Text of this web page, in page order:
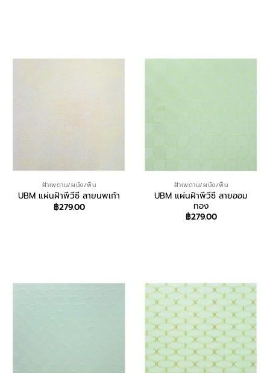
ฝ้าเพดาน/ผนัง/พื้น
UBM แผ่นฝ้าพีวีซี ลายนพเก้า
฿279.00
ฝ้าเพดาน/ผนัง/พื้น
UBM แผ่นฝ้าพีวีซี ลายออม
ทอง
฿279.00